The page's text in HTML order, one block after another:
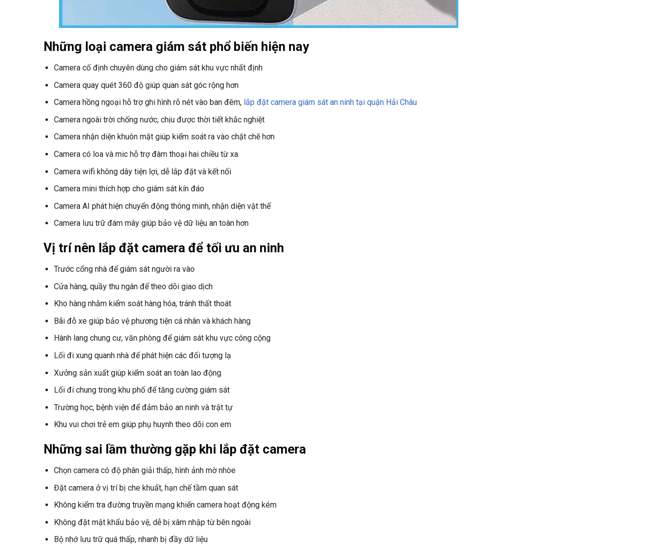
Những loại camera giám sát phổ biến hiện nay
Camera cố định chuyên dùng cho giám sát khu vực nhất định
Camera quay quét 360 độ giúp quan sát góc rộng hơn
Camera hồng ngoại hỗ trợ ghi hình rõ nét vào ban đêm, lắp đặt camera giám sát an ninh tại quận Hải Châu
Camera ngoài trời chống nước, chịu được thời tiết khắc nghiệt
Camera nhận diện khuôn mặt giúp kiểm soát ra vào chặt chẽ hơn
Camera có loa và mic hỗ trợ đàm thoại hai chiều từ xa
Camera wifi không dây tiện lợi, dễ lắp đặt và kết nối
Camera mini thích hợp cho giám sát kín đáo
Camera AI phát hiện chuyển động thông minh, nhận diện vật thể
Camera lưu trữ đám mây giúp bảo vệ dữ liệu an toàn hơn
Vị trí nên lắp đặt camera để tối ưu an ninh
Trước cổng nhà để giám sát người ra vào
Cửa hàng, quầy thu ngân để theo dõi giao dịch
Kho hàng nhằm kiểm soát hàng hóa, tránh thất thoát
Bãi đỗ xe giúp bảo vệ phương tiện cá nhân và khách hàng
Hành lang chung cư, văn phòng để giám sát khu vực công cộng
Lối đi xung quanh nhà để phát hiện các đối tượng lạ
Xưởng sản xuất giúp kiểm soát an toàn lao động
Lối đi chung trong khu phố để tăng cường giám sát
Trường học, bệnh viện để đảm bảo an ninh và trật tự
Khu vui chơi trẻ em giúp phụ huynh theo dõi con em
Những sai lầm thường gặp khi lắp đặt camera
Chọn camera có độ phân giải thấp, hình ảnh mờ nhòe
Đặt camera ở vị trí bị che khuất, hạn chế tầm quan sát
Không kiểm tra đường truyền mạng khiến camera hoạt động kém
Không đặt mật khẩu bảo vệ, dễ bị xâm nhập từ bên ngoài
Bộ nhớ lưu trữ quá thấp, nhanh bị đầy dữ liệu